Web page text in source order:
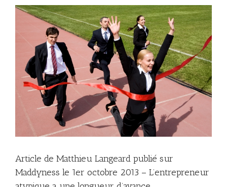
Article de Matthieu Langeard publié sur
Maddyness le 1er octobre 2013 – L’entrepreneur